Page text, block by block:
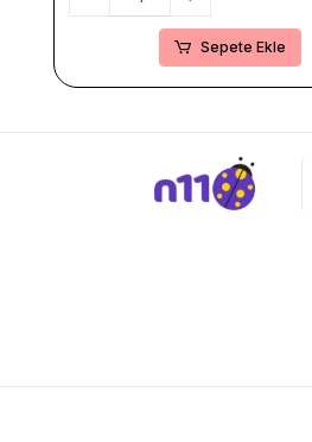
Sepete Ekle